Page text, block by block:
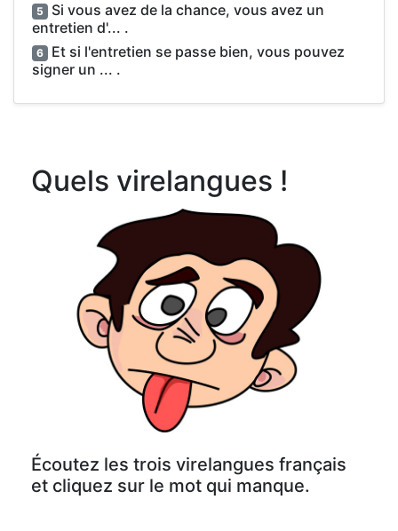
5 Si vous avez de la chance, vous avez un
entretien d'... .
6 Et si l'entretien se passe bien, vous pouvez
signer un ... .
Quels virelangues !
Écoutez les trois virelangues français
et cliquez sur le mot qui manque.